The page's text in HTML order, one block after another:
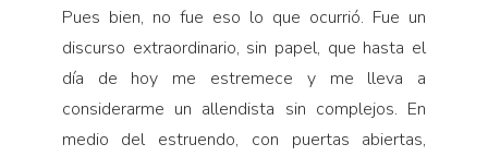
Pues bien, no fue eso lo que ocurrió. Fue un
discurso extraordinario, sin papel, que hasta el
día de hoy me estremece y me lleva a
considerarme un allendista sin complejos. En
medio del estruendo, con puertas abiertas,